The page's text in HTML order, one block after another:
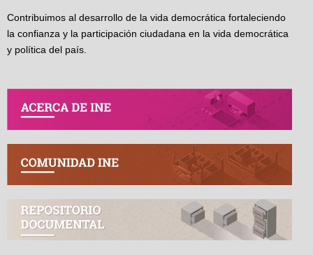
Contribuimos al desarrollo de la vida democrática fortaleciendo
la confianza y la participación ciudadana en la vida democrática
y política del país.